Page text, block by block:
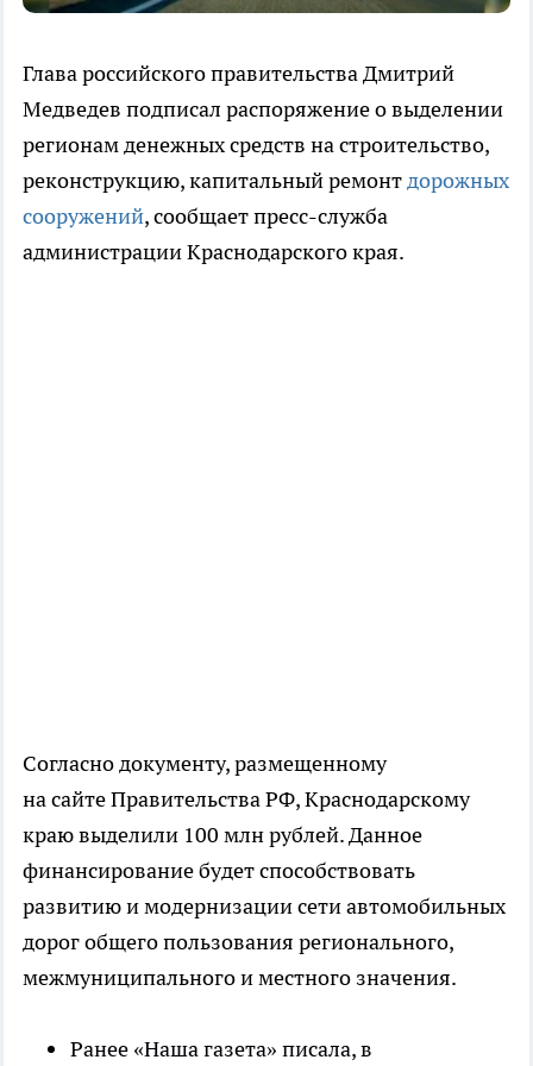
Глава российского правительства Дмитрий
Медведев подписал распоряжение о выделении
регионам денежных средств на строительство,
реконструкцию, капитальный ремонтдорожных
сооружений, сообщает пресс-служба
администрации Краснодарского края.
Согласно документу, размещенному
на сайте Правительства РФ, Краснодарскому
краю выделили 100 млн рублей. Данное
финансирование будет способствовать
развитию и модернизации сети автомобильных
дорог общего пользования регионального,
межмуниципального и местного значения.
Ранее «Наша газета» писала, в